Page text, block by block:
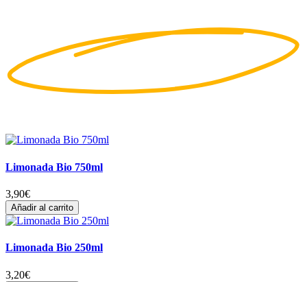
Limonada Bio 750ml
3,90€
Añadir al carrito
Limonada Bio 250ml
3,20€